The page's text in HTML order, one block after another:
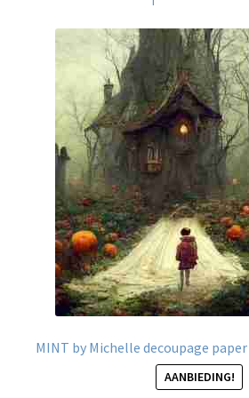
MINT by Michelle decoupage
AANBIEDING!